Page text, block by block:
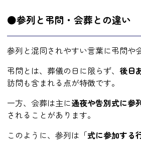
●参列と弔問・会葬との違い
参列と混同されやすい言葉に弔問や
弔問とは、葬儀の日に限らず、 後日
訪問も含まれる点が特徴です。
一方、会葬は主に通夜や告別式に参
されることがあります。
このように、参列は「式に参加する